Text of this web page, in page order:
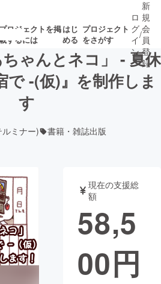
プロジェクトを掲
するには
はじ
める
プロジェクト
をさがす
新着プロ
ガジェット
書籍・雑誌
業 チャレンジ
ロ
グ
イ
ン
/
新
規
会
員
登
録
ちゃんとネコ」 - 夏休
で -(仮)』を制作しま
す
ミナー) 書籍・雑誌出版
現在の支援総
額
58,5
00円